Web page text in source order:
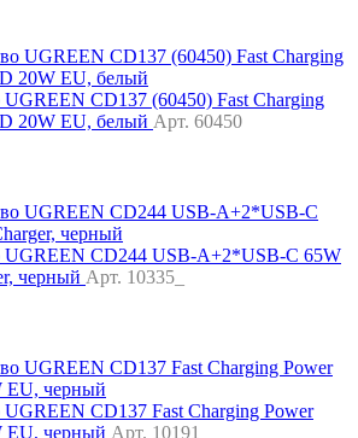
UGREEN CD137 (60450) Fast Charging
20W EU, белый Арт. 60450
UGREEN CD244 USB-A+2*USB-C 65W
черный Арт. 10335_
UGREEN CD137 Fast Charging Power
EU, черный Арт. 10191_